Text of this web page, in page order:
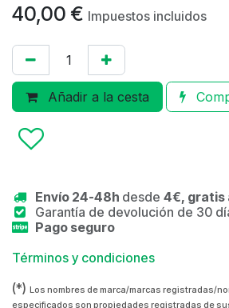
40,00 € Impuestos incluidos
Añadir a la cesta
Envío 24-48h desde 4€, gratis
Garantía de devolución de 30
Pago seguro
Términos y condiciones
(*) Los nombres de marca/marcas registradas/
especificados son propiedades registradas de